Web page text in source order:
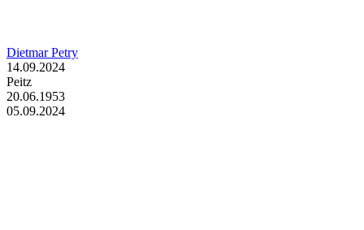
Dietmar Petry
14.09.2024
Peitz
20.06.1953
05.09.2024